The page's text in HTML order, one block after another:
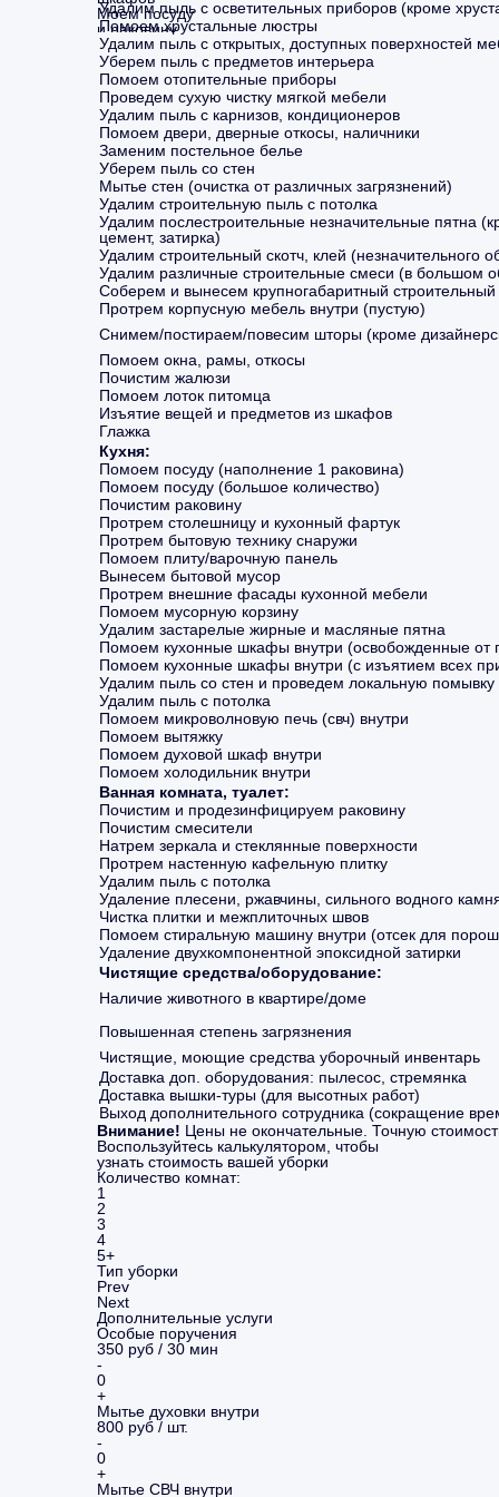
Моем посуду
и раковину
Моем снаружи плиту,
холодильник и вытяжку
Дезинфицируем
поверхности
парогенератором
Моем фасады
кухни
Моем пол и протираем
плинтусы
Протираем столешницу
и кухонный фартук
Моем стены и потолки
Чистим стеклянные
поверхности и зеркала
Моем раковину
Моем и дезинфицируем
унитаз
Моем и дезинфицируем
поверхности
парогенератором
Моем фасады мебели
Моем пол и протираем
плинтусы
Протираем все
доступные поверхности
Чистим стеклянные
поверхности и зеркала
Обеспыливаем стены.
Протираем предметы
интерьера.
Моем пол и протираем
плинтусы
Удалим пыль с осветительных приборов (кроме
Помоем хрустальные люстры
Удалим пыль с открытых, доступных поверхностей
Уберем пыль с предметов интерьера
Помоем отопительные приборы
Проведем сухую чистку мягкой мебели
Удалим пыль с карнизов, кондиционеров
Помоем двери, дверные откосы, наличники
Заменим постельное белье
Уберем пыль со стен
Мытье стен (очистка от различных загрязнений)
Удалим строительную пыль с потолка
Удалим послестроительные незначительные пятна
цемент, затирка)
Удалим строительный скотч, клей (незначительного
Удалим различные строительные смеси (в большом
Соберем и вынесем крупногабаритный
Протрем корпусную мебель внутри (пустую)
Снимем/постираем/повесим шторы (кроме
Помоем окна, рамы, откосы
Почистим жалюзи
Помоем лоток питомца
Изъятие вещей и предметов из шкафов
Глажка
Кухня:
Помоем посуду (наполнение 1 раковина)
Помоем посуду (большое количество)
Почистим раковину
Протрем столешницу и кухонный фартук
Протрем бытовую технику снаружи
Помоем плиту/варочную панель
Вынесем бытовой мусор
Протрем внешние фасады кухонной мебели
Помоем мусорную корзину
Удалим застарелые жирные и масляные пятна
Помоем кухонные шкафы внутри (освобожденные от
Помоем кухонные шкафы внутри (с изъятием всех
Удалим пыль со стен и проведем локальную помывку
Удалим пыль с потолка
Помоем микроволновую печь (свч) внутри
Помоем вытяжку
Помоем духовой шкаф внутри
Помоем холодильник внутри
Ванная комната, туалет:
Почистим и продезинфицируем раковину
Почистим смесители
Натрем зеркала и стеклянные поверхности
Протрем настенную кафельную плитку
Удалим пыль с потолка
Удаление плесени, ржавчины, сильного водного
Чистка плитки и межплиточных швов
Помоем стиральную машину внутри (отсек для
Удаление двухкомпонентной эпоксидной затирки
Чистящие средства/оборудование:
Наличие животного в квартире/доме
Повышенная степень загрязнения
Чистящие, моющие средства уборочный инвентарь
Доставка доп. оборудования: пылесос, стремянка
Доставка вышки-туры (для высотных работ)
Выход дополнительного сотрудника (сокращение
Внимание! Цены не окончательные. Точную
Воспользуйтесь калькулятором, чтобы
узнать стоимость вашей уборки
Количество комнат:
1
2
3
4
5+
Тип уборки
Prev
Next
Дополнительные услуги
Особые поручения
350 руб / 30 мин
-
0
+
Мытье духовки внутри
800 руб / шт.
-
0
+
Мытье СВЧ внутри